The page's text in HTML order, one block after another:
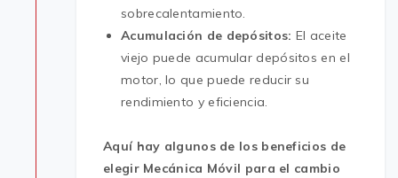
sobrecalentamiento.
Acumulación de depósitos: El aceite
viejo puede acumular depósitos en el
motor, lo que puede reducir su
rendimiento y eficiencia.
Aquí hay algunos de los beneficios de
elegir Mecánica Móvil para el cambio